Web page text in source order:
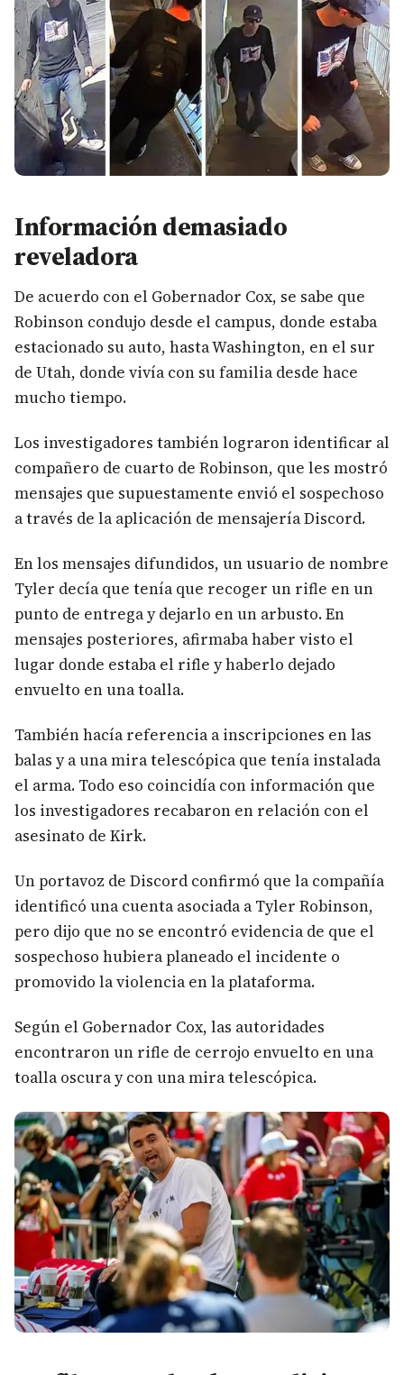
Información demasiado
reveladora
De acuerdo con el Gobernador Cox, se sabe que
Robinson condujo desde el campus, donde estaba
estacionado su auto, hasta Washington, en el sur
de Utah, donde vivía con su familia desde hace
mucho tiempo.
Los investigadores también lograron identificar al
compañero de cuarto de Robinson, que les mostró
mensajes que supuestamente envió el sospechoso
a través de la aplicación de mensajería Discord.
En los mensajes difundidos, un usuario de nombre
Tyler decía que tenía que recoger un rifle en un
punto de entrega y dejarlo en un arbusto. En
mensajes posteriores, afirmaba haber visto el
lugar donde estaba el rifle y haberlo dejado
envuelto en una toalla.
También hacía referencia a inscripciones en las
balas y a una mira telescópica que tenía instalada
el arma. Todo eso coincidía con información que
los investigadores recabaron en relación con el
asesinato de Kirk.
Un portavoz de Discord confirmó que la compañía
identificó una cuenta asociada a Tyler Robinson,
pero dijo que no se encontró evidencia de que el
sospechoso hubiera planeado el incidente o
promovido la violencia en la plataforma.
Según el Gobernador Cox, las autoridades
encontraron un rifle de cerrojo envuelto en una
toalla oscura y con una mira telescópica.